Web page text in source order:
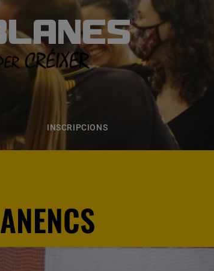
INSCRIPCIONS
INSCRIPCIONS